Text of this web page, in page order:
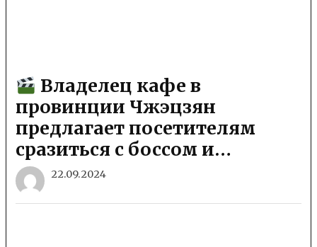
Владелец кафе в
провинции Чжэцзян
предлагает посетителям
сразиться с боссом и…
22.09.2024